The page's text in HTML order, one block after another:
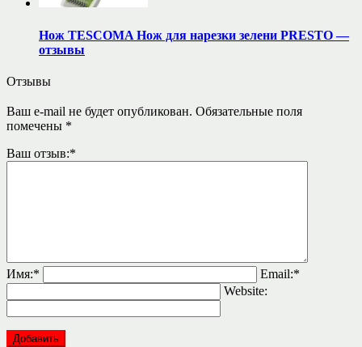
Нож TESCOMA Нож для нарезки зелени PRESTO —
отзывы
Отзывы
Ваш e-mail не будет опубликован. Обязательные поля
помечены *
Ваш отзыв:*
Имя:* Email:*
Website: